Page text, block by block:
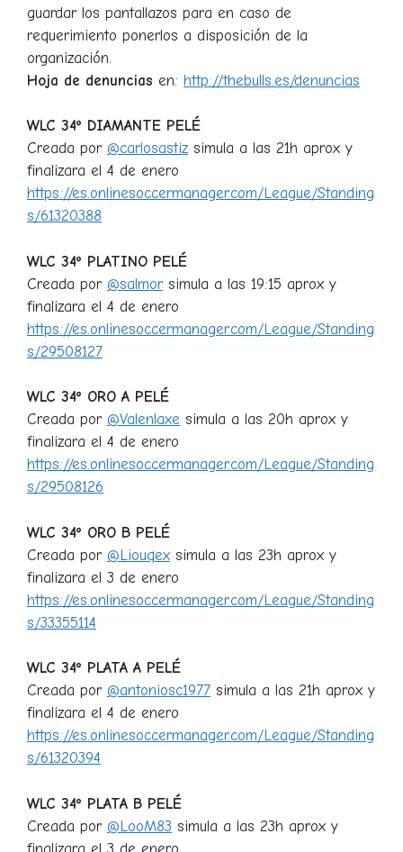
guardar los pantallazos para en caso de
requerimiento ponerlos a disposición de la
organización.
Hoja de denuncias en: http://thebulls.es/denuncias
WLC 34º DIAMANTE PELÉ
Creada por @carlosastiz simula a las 21h aprox y
finalizara el 4 de enero
https://es.onlinesoccermanager.com/League/Standing
s/61320388
WLC 34º PLATINO PELÉ
Creada por @salmor simula a las 19:15 aprox y
finalizara el 4 de enero
https://es.onlinesoccermanager.com/League/Standing
s/29508127
WLC 34º ORO A PELÉ
Creada por @Valenlaxe simula a las 20h aprox y
finalizara el 4 de enero
https://es.onlinesoccermanager.com/League/Standing
s/29508126
WLC 34º ORO B PELÉ
Creada por @Liouqex simula a las 23h aprox y
finalizara el 3 de enero
https://es.onlinesoccermanager.com/League/Standing
s/33355114
WLC 34º PLATA A PELÉ
Creada por @antoniosc1977 simula a las 21h aprox y
finalizara el 4 de enero
https://es.onlinesoccermanager.com/League/Standing
s/61320394
WLC 34º PLATA B PELÉ
Creada por @LooM83 simula a las 23h aprox y